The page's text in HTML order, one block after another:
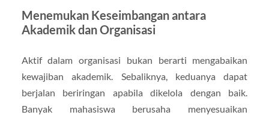
Menemukan Keseimbangan antara
Akademik dan Organisasi
Aktif dalam organisasi bukan berarti mengabaikan
kewajiban akademik. Sebaliknya, keduanya dapat
berjalan beriringan apabila dikelola dengan baik.
Banyak mahasiswa berusaha menyesuaikan